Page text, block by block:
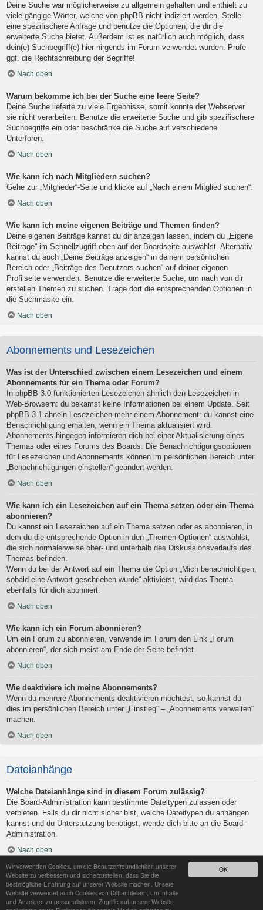
OK
Wir verwenden Cookies, um die Benutzerfreundlichkeit unserer
Website zu verbessern und sicherzustellen, dass Sie die
bestmögliche Erfahrung auf unserer Website machen. Unsere
Website verwendet auch Cookies von Drittanbietern, um Inhalte
und Anzeigen zu personalisieren, Zugriffe auf unsere Website
Deine Suche war möglicherweise zu allgemein gehalten und enthielt zu
viele gängige Wörter, welche von phpBB nicht indiziert werden. Stelle
eine spezifischere Anfrage und benutze die Optionen, die dir die
erweiterte Suche bietet. Außerdem ist es natürlich auch möglich, dass
dein(e) Suchbegriff(e) hier nirgends im Forum verwendet wurden. Prüfe
ggf. die Rechtschreibung der Begriffe!
Nach oben
Warum bekomme ich bei der Suche eine leere Seite?
Deine Suche lieferte zu viele Ergebnisse, somit konnte der Webserver
sie nicht verarbeiten. Benutze die erweiterte Suche und gib spezifischere
Suchbegriffe ein oder beschränke die Suche auf verschiedene
Unterforen.
Nach oben
Wie kann ich nach Mitgliedern suchen?
Gehe zur „Mitglieder“-Seite und klicke auf „Nach einem Mitglied suchen“.
Nach oben
Wie kann ich meine eigenen Beiträge und Themen finden?
Deine eigenen Beiträge kannst du dir anzeigen lassen, indem du „Eigene
Beiträge“ im Schnellzugriff oben auf der Boardseite auswählst. Alternativ
kannst du auch „Deine Beiträge anzeigen“ in deinem persönlichen
Bereich oder „Beiträge des Benutzers suchen“ auf deiner eigenen
Profilseite verwenden. Benutze die erweiterte Suche, um nach von dir
erstellen Themen zu suchen. Trage dort die entsprechenden Optionen in
die Suchmaske ein.
Nach oben
Abonnements und Lesezeichen
Was ist der Unterschied zwischen einem Lesezeichen und einem
Abonnements für ein Thema oder Forum?
In phpBB 3.0 funktionierten Lesezeichen ähnlich den Lesezeichen in
Web-Browsern: du bekamst keine Informationen bei einem Update. Seit
phpBB 3.1 ähneln Lesezeichen mehr einem Abonnement: du kannst eine
Benachrichtigung erhalten, wenn ein Thema aktualisiert wird.
Abonnements hingegen informieren dich bei einer Aktualisierung eines
Themas oder eines Forums des Boards. Die Benachrichtigungsoptionen
für Lesezeichen und Abonnements können im persönlichen Bereich unter
„Benachrichtigungen einstellen“ geändert werden.
Nach oben
Wie kann ich ein Lesezeichen auf ein Thema setzen oder ein Thema
abonnieren?
Du kannst ein Lesezeichen auf ein Thema setzen oder es abonnieren, in
dem du die entsprechende Option in den „Themen-Optionen“ auswählst,
die sich normalerweise ober- und unterhalb des Diskussionsverlaufs des
Themas befinden.
Wenn du bei der Antwort auf ein Thema die Option „Mich benachrichtigen,
sobald eine Antwort geschrieben wurde“ aktivierst, wird das Thema
ebenfalls für dich abonniert.
Nach oben
Wie kann ich ein Forum abonnieren?
Um ein Forum zu abonnieren, verwende im Forum den Link „Forum
abonnieren“, der sich meist am Ende der Seite befindet.
Nach oben
Wie deaktiviere ich meine Abonnements?
Wenn du mehrere Abonnements deaktivieren möchtest, so kannst du
dies im persönlichen Bereich unter „Einstieg“ – „Abonnements verwalten“
machen.
Nach oben
Dateianhänge
Welche Dateianhänge sind in diesem Forum zulässig?
Die Board-Administration kann bestimmte Dateitypen zulassen oder
verbieten. Falls du dir nicht sicher bist, welche Dateitypen du anhängen
kannst und du Unterstützung benötigst, wende dich bitte an die Board-
Administration.
Nach oben
Kann ich eine Übersicht all meiner Dateianhänge erhalten?
Um eine Liste all deiner Dateianhänge zu erhalten, gehe in den
persönlichen Bereich. Dort findest du unter „Einstieg“ einen Punkt
„Dateianhänge verwalten“, über den du eine Liste deiner Dateianhänge